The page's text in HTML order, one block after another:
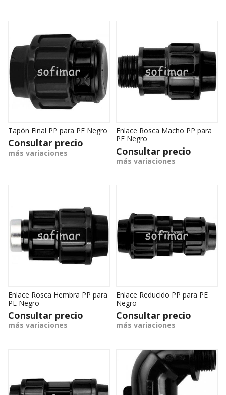
Tapón Final PP para PE Negro
Consultar precio
más variaciones
Enlace Rosca Macho PP para
PE Negro
Consultar precio
más variaciones
Enlace Rosca Hembra PP para
PE Negro
Consultar precio
más variaciones
Enlace Reducido PP para PE
Negro
Consultar precio
más variaciones